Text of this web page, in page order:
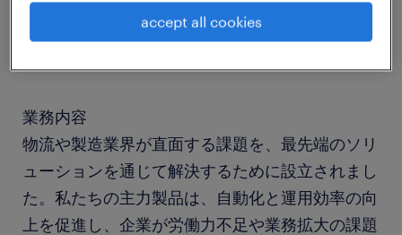
職種
業務内容
物流や製造業界が直面する課題を、最先端のソリ
ューションを通じて解決するために設立されまし
た。私たちの主力製品は、自動化と運用効率の向
上を促進し、企業が労働力不足や業務拡大の課題
accept all cookies